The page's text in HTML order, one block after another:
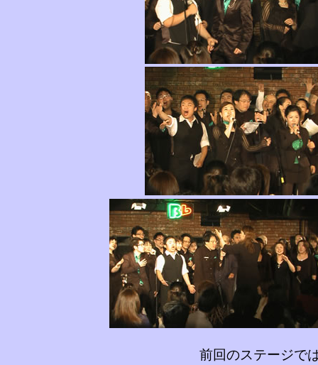
前回のステージで